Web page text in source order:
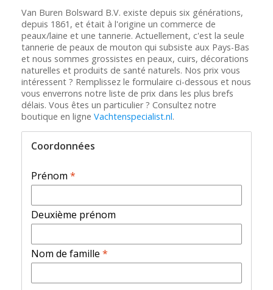
Van Buren Bolsward B.V. existe depuis six générations,
depuis 1861, et était à l'origine un commerce de
peaux/laine et une tannerie. Actuellement, c'est la seule
tannerie de peaux de mouton qui subsiste aux Pays-Bas
et nous sommes grossistes en peaux, cuirs, décorations
naturelles et produits de santé naturels. Nos prix vous
intéressent ? Remplissez le formulaire ci-dessous et nous
vous enverrons notre liste de prix dans les plus brefs
délais. Vous êtes un particulier ? Consultez notre
boutique en ligne Vachtenspecialist.nl.
Coordonnées
Prénom *
Deuxième prénom
Nom de famille *